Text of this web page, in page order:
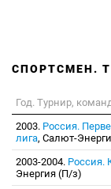
СПОРТСМЕН.
Год. Турнир,
2003. Россия.
лига, Салют-
2003-2004. Россия.
Энергия (П/з)